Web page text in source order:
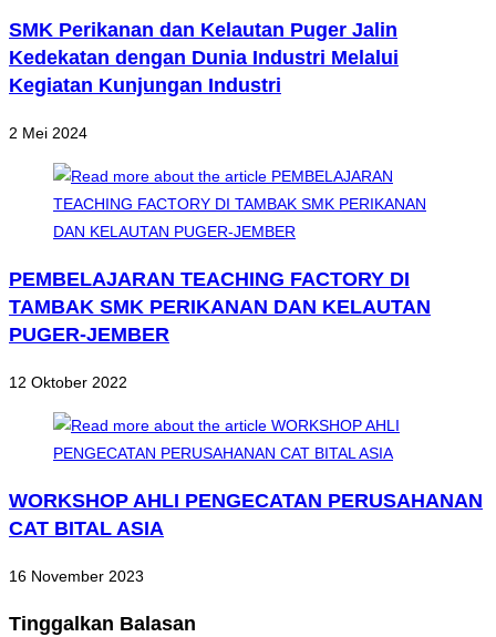
SMK Perikanan dan Kelautan Puger Jalin
Kedekatan dengan Dunia Industri Melalui
Kegiatan Kunjungan Industri
2 Mei 2024
PEMBELAJARAN TEACHING FACTORY DI
TAMBAK SMK PERIKANAN DAN KELAUTAN
PUGER-JEMBER
12 Oktober 2022
WORKSHOP AHLI PENGECATAN PERUSAHANAN
CAT BITAL ASIA
16 November 2023
Tinggalkan Balasan